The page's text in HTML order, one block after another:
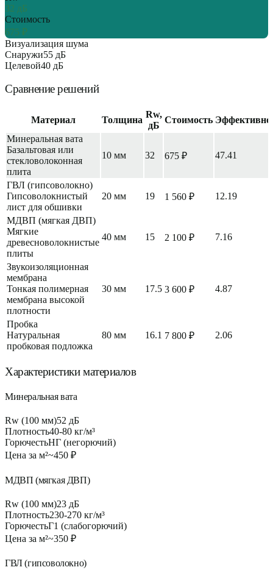
32 дБ
Стоимость
675 ₽
Визуализация шума
Снаружи55 дБ
Целевой40 дБ
Сравнение решений
Материал Толщина
Rw,
дБ
Стоимость
Минеральная вата
Базальтовая или
стекловолоконная
плита
10 мм 32 675 ₽ 47.41
ГВЛ (гипсоволокно)
Гипсоволокнистый
лист для обшивки
20 мм 19 1 560 ₽ 12.19
МДВП (мягкая ДВП)
Мягкие
древесноволокнистые
плиты
40 мм 15 2 100 ₽ 7.16
Звукоизоляционная
мембрана
Тонкая полимерная
мембрана высокой
плотности
30 мм 17.5 3 600 ₽ 4.87
Пробка
Натуральная
пробковая подложка
80 мм 16.1 7 800 ₽ 2.06
Характеристики материалов
Минеральная вата
Rw (100 мм)52 дБ
Плотность40-80 кг/м³
ГорючестьНГ (негорючий)
Цена за м²~450 ₽
МДВП (мягкая ДВП)
Rw (100 мм)23 дБ
Плотность230-270 кг/м³
ГорючестьГ1 (слабогорючий)
Цена за м²~350 ₽
ГВЛ (гипсоволокно)